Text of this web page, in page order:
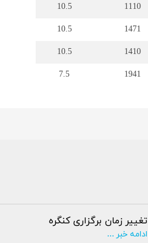
1110
10.5
1471
10.5
1410
10.5
1941
7.5
تغییر زمان برگزاری کنگره
ادامه خبر ...